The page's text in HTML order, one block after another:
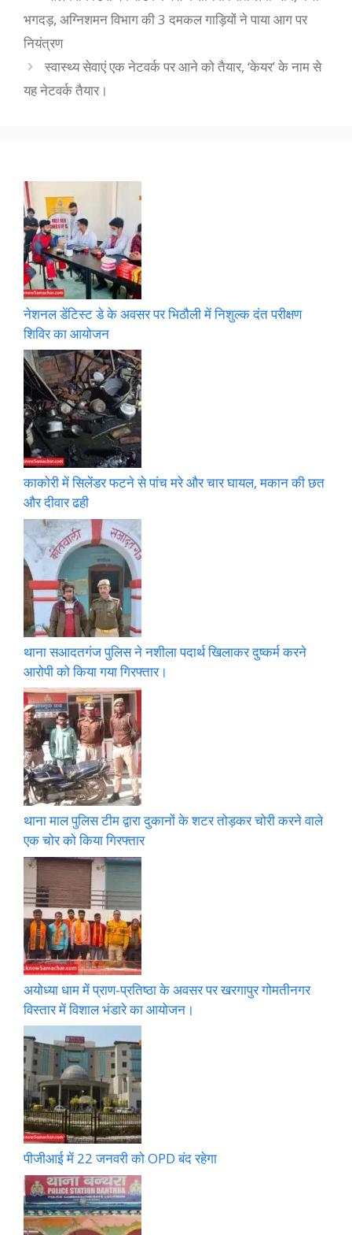
भगदड़, अग्निशमन विभाग की 3 दमकल गाड़ियों ने पाया आग पर
नियंत्रण
स्वास्थ्य सेवाएं एक नेटवर्क पर आने को तैयार, ‘केयर’ के नाम से
यह नेटवर्क तैयार।
नेशनल डेंटिस्ट डे के अवसर पर भिठौली में निशुल्क दंत परीक्षण
शिविर का आयोजन
काकोरी में सिलेंडर फटने से पांच मरे और चार घायल, मकान की छत
और दीवार ढही
थाना सआदतगंज पुलिस ने नशीला पदार्थ खिलाकर दुष्कर्म करने
आरोपी को किया गया गिरफ्तार।
थाना माल पुलिस टीम द्वारा दुकानों के शटर तोड़कर चोरी करने वाले
एक चोर को किया गिरफ्तार
अयोध्या धाम में प्राण-प्रतिष्ठा के अवसर पर खरगापुर गोमतीनगर
विस्तार में विशाल भंडारे का आयोजन।
पीजीआई में 22 जनवरी को OPD बंद रहेगा